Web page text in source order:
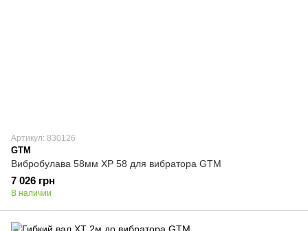
Артикул: 830126
GTM
Вибробулава 58мм XP 58 для вибратора GTM
7 026 грн
В наличии